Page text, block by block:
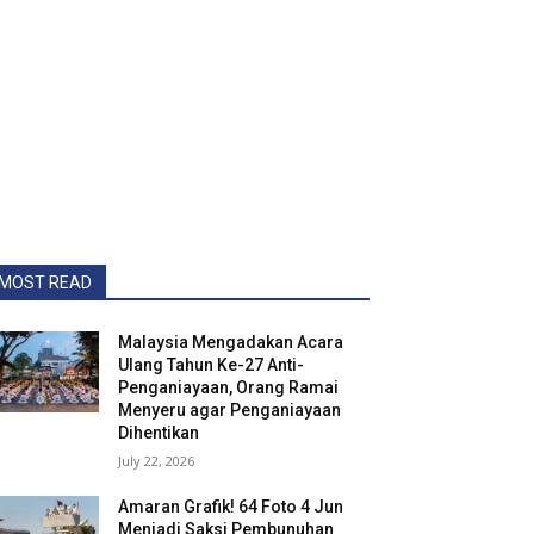
READ
Malaysia Mengadakan Acara
Ulang Tahun Ke-27 Anti-
Penganiayaan, Orang Ramai
Menyeru agar Penganiayaan
Dihentikan
July 22, 2026
Amaran Grafik! 64 Foto 4 Jun
Menjadi Saksi Pembunuhan